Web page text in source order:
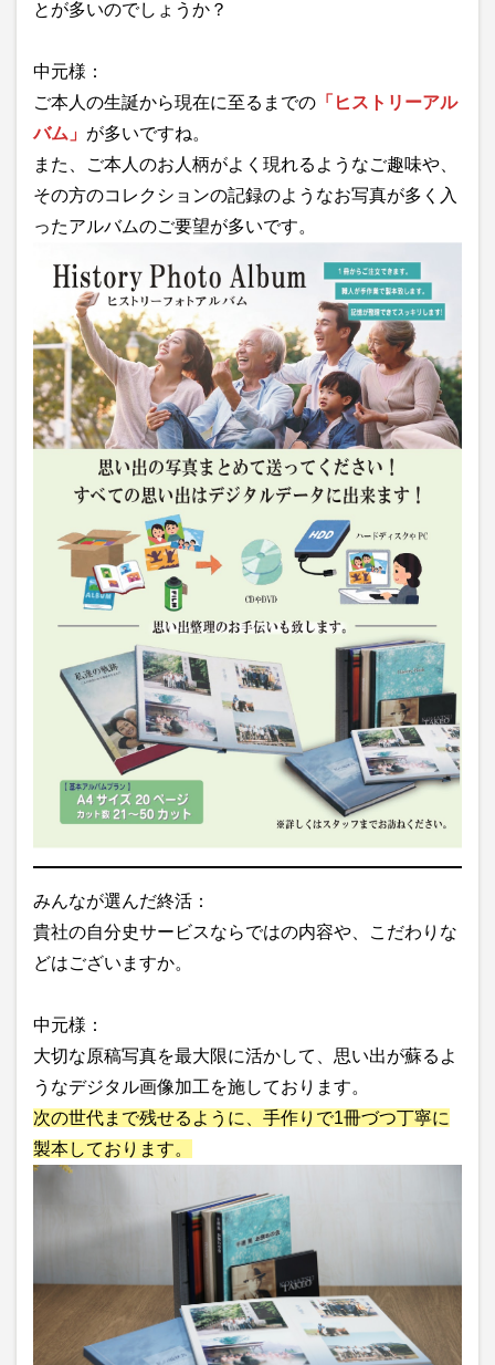
とが多いのでしょうか？
中元様：
ご本人の生誕から現在に至るまでの 「ヒストリーアル
バム」 が多いですね。
また、ご本人のお人柄がよく現れるようなご趣味や、
その方のコレクションの記録のようなお写真が多く入
ったアルバムのご要望が多いです。
みんなが選んだ終活：
貴社の自分史サービスならではの内容や、こだわりな
どはございますか。
中元様：
大切な原稿写真を最大限に活かして、思い出が蘇るよ
うなデジタル画像加工を施しております。
次の世代まで残せるように、手作りで1冊づつ丁寧に
製本しております。